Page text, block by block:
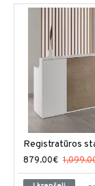
879.00€